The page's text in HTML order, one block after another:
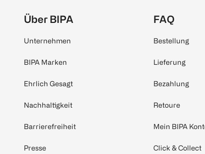
Über BIPA
Unternehmen
BIPA Marken
Ehrlich Gesagt
Nachhaltigkeit
Barrierefreiheit
Presse
FAQ
Bestellung
Lieferung
Bezahlung
Retoure
Mein BIPA
Click & Collect